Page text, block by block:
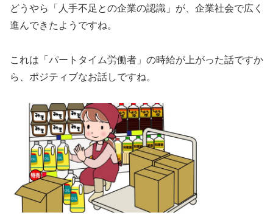
どうやら「人手不足との企業の認識」が、企業社会で広く
進んできたようですね。
これは「パートタイム労働者」の時給が上がった話ですか
ら、ポジティブなお話しですね。